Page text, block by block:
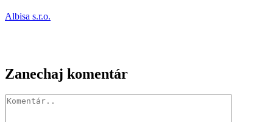
Albisa s.r.o.
Zanechaj komentár
Komentár